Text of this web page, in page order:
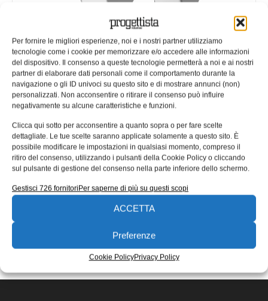
Per fornire le migliori esperienze, noi e i nostri partner utilizziamo
tecnologie come i cookie per memorizzare e/o accedere alle informazioni
del dispositivo. Il consenso a queste tecnologie permetterà a noi e ai nostri
partner di elaborare dati personali come il comportamento durante la
navigazione o gli ID univoci su questo sito e di mostrare annunci (non)
personalizzati. Non acconsentire o ritirare il consenso può influire
negativamente su alcune caratteristiche e funzioni.
Clicca qui sotto per acconsentire a quanto sopra o per fare scelte
dettagliate. Le tue scelte saranno applicate solamente a questo sito. È
possibile modificare le impostazioni in qualsiasi momento, compreso il
ritiro del consenso, utilizzando i pulsanti della Cookie Policy o cliccando
sul pulsante di gestione del consenso nella parte inferiore dello schermo.
Gestisci 726 fornitoriPer saperne di più su questi scopi
ACCETTA
Preferenze
Cookie PolicyPrivacy Policy
Pinza per assemblaggio e
manipolazione di piccoli
componenti
La produzione di piccoli componenti è spesso legata alla
problematica della marginalità. L’ingegnerizzazione di
soluzioni applicative speciali è generalmente sconsigliata
EDICOLA WEB
ISCRIVITI ALLA NEWSLETTER